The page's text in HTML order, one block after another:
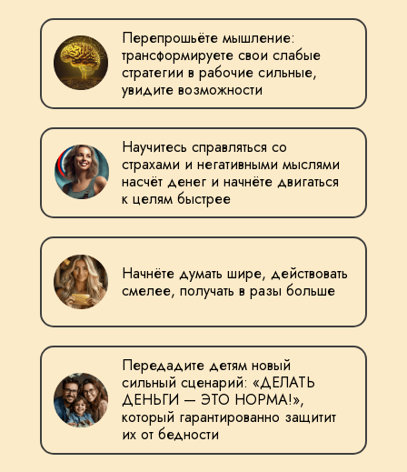
Перепрошьёте мышление:
трансформируете свои слабые
стратегии в рабочие сильные,
увидите возможности
Научитесь справляться со
страхами и негативными мыслями
насчёт денег и начнёте двигаться
к целям быстрее
Начнёте думать шире, действовать
смелее, получать в разы больше
Передадите детям новый
сильный сценарий: «ДЕЛАТЬ
ДЕНЬГИ — ЭТО НОРМА!»,
который гарантированно защитит
их от бедности